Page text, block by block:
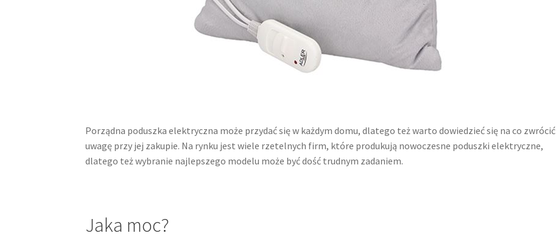
Porządna poduszka elektryczna może przydać się w każdym domu, dlatego też warto dowiedzieć się na co zwrócić
uwagę przy jej zakupie. Na rynku jest wiele rzetelnych firm, które produkują nowoczesne poduszki elektryczne,
dlatego też wybranie najlepszego modelu może być dość trudnym zadaniem.
Jaka moc?